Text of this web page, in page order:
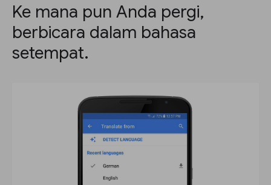
Ke mana pun Anda pergi,
berbicara dalam bahasa
setempat.